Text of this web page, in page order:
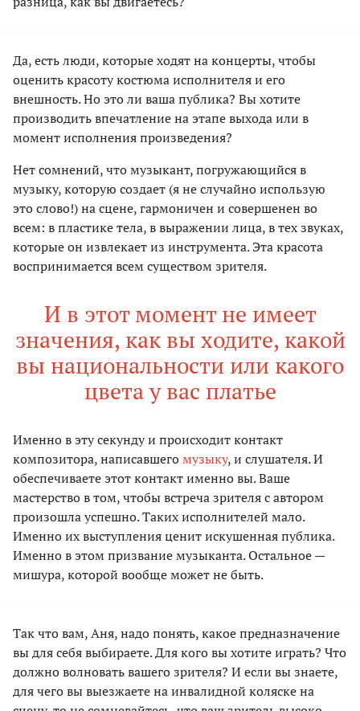
Да, есть люди, которые ходят на концерты, чтобы
оценить красоту костюма исполнителя и его
внешность. Но это ли ваша публика? Вы хотите
производить впечатление на этапе выхода или в
момент исполнения произведения?
Нет сомнений, что музыкант, погружающийся в
музыку, которую создает (я не случайно использую
это слово!) на сцене, гармоничен и совершенен во
всем: в пластике тела, в выражении лица, в тех звуках,
которые он извлекает из инструмента. Эта красота
воспринимается всем существом зрителя.
И в этот момент не имеет
значения, как вы ходите, какой
вы национальности или какого
цвета у вас платье
Именно в эту секунду и происходит контакт
композитора, написавшегомузыку, и слушателя. И
обеспечиваете этот контакт именно вы. Ваше
мастерство в том, чтобы встреча зрителя с автором
произошла успешно. Таких исполнителей мало.
Именно их выступления ценит искушенная публика.
Именно в этом призвание музыканта. Остальное —
мишура, которой вообще может не быть.
Так что вам, Аня, надо понять, какое предназначение
вы для себя выбираете. Для кого вы хотите играть? Что
должно волновать вашего зрителя? И если вы знаете,
для чего вы выезжаете на инвалидной коляске на